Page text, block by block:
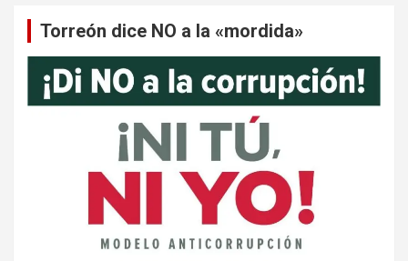
Torreón dice NO a la «mordida»